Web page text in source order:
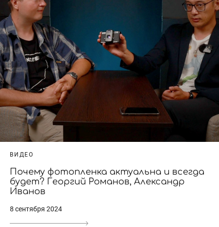
ВИДЕО
Почему фотопленка актуальна и всегда
будет? Георгий Романов, Александр
Иванов
8 сентября 2024